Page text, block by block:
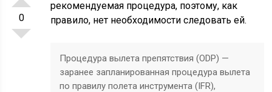
0
рекомендуемая процедура, поэтому, как
правило, нет необходимости следовать ей.
Процедура вылета препятствия (ODP) —
заранее запланированная процедура вылета
по правилу полета инструмента (IFR),